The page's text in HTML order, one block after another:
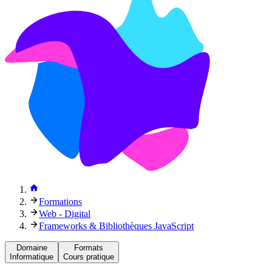
Formations
Web - Digital
Frameworks & Bibliothèques JavaScript
Domaine
Informatique
Formats
Cours pratique